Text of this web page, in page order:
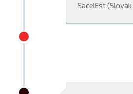
SacelEst